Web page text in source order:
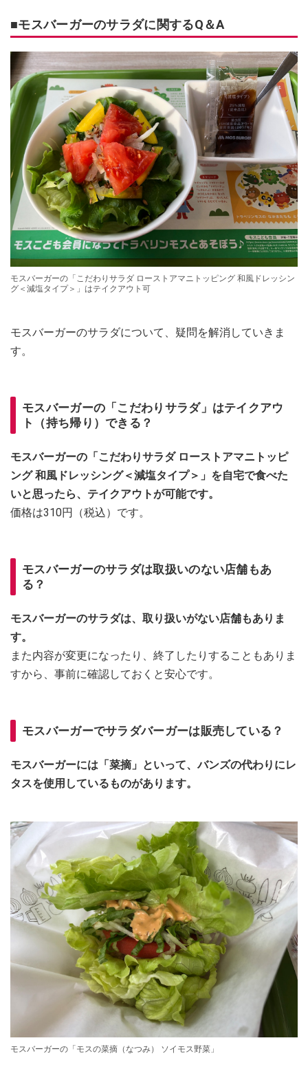
■モスバーガーのサラダに関するQ＆A
モスバーガーの「こだわりサラダ ローストアマニトッピング 和風ドレッシン
グ＜減塩タイプ＞」はテイクアウト可
モスバーガーのサラダについて、疑問を解消していきま
す。
モスバーガーの「こだわりサラダ」はテイクアウ
ト（持ち帰り）できる？
モスバーガーの「こだわりサラダ ローストアマニトッピ
ング 和風ドレッシング＜減塩タイプ＞」を自宅で食べた
いと思ったら、テイクアウトが可能です。
価格は310円（税込）です。
モスバーガーのサラダは取扱いのない店舗もあ
る？
モスバーガーのサラダは、取り扱いがない店舗もありま
す。
また内容が変更になったり、終了したりすることもありま
すから、事前に確認しておくと安心です。
モスバーガーでサラダバーガーは販売している？
モスバーガーには「菜摘」といって、バンズの代わりにレ
タスを使用しているものがあります。
モスバーガーの「モスの菜摘（なつみ） ソイモス野菜」